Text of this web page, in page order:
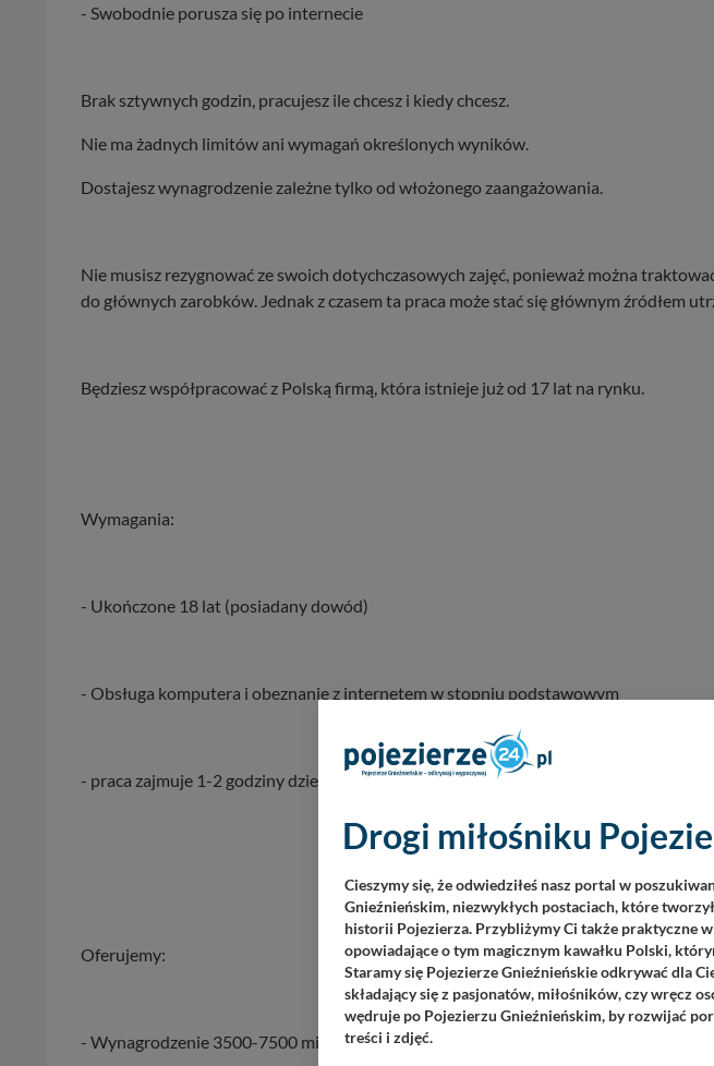
- Swobodnie porusza się po internecie
Brak sztywnych godzin, pracujesz ile chcesz i kiedy chcesz.
Nie ma żadnych limitów ani wymagań określonych wyników.
Dostajesz wynagrodzenie zależne tylko od włożonego zaangażowania.
Nie musisz rezygnować ze swoich dotychczasowych zajęć, ponieważ można
do głównych zarobków. Jednak z czasem ta praca może stać się głównym źródłem
Będziesz współpracować z Polską firmą, która istnieje już od 17 lat na rynku.
Wymagania:
- Ukończone 18 lat (posiadany dowód)
- Obsługa komputera i obeznanie z internetem w stopniu podstawowym
- praca zajmuje 1-2 godziny dziennie
Oferujemy:
- Wynagrodzenie 3500-7500 miesięcznie i więcej. (zależy od ilości czasu jaką
Drogi miłośniku
Cieszymy się, że odwiedziłeś nasz portal w
Gnieźnieńskim, niezwykłych postaciach, które
historii Pojezierza. Przybliżymy Ci także praktyczne
opowiadające o tym magicznym kawałku Polski,
Staramy się Pojezierze Gnieźnieńskie odkrywać dla
składający się z pasjonatów, miłośników, czy wręcz
wędruje po Pojezierzu Gnieźnieńskim, by rozwijać
treści i zdjęć.